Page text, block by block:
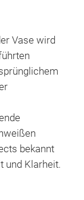
Vase wird
bekannt
und Klarheit.